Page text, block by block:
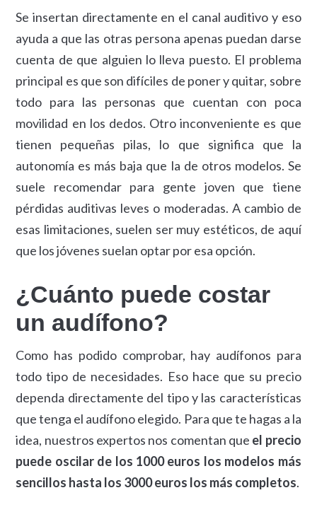
Se insertan directamente en el canal auditivo y eso
ayuda a que las otras persona apenas puedan darse
cuenta de que alguien lo lleva puesto. El problema
principal es que son difíciles de poner y quitar, sobre
todo para las personas que cuentan con poca
movilidad en los dedos. Otro inconveniente es que
tienen pequeñas pilas, lo que significa que la
autonomía es más baja que la de otros modelos. Se
suele recomendar para gente joven que tiene
pérdidas auditivas leves o moderadas. A cambio de
esas limitaciones, suelen ser muy estéticos, de aquí
que los jóvenes suelan optar por esa opción.
¿Cuánto puede costar
un audífono?
Como has podido comprobar, hay audífonos para
todo tipo de necesidades. Eso hace que su precio
dependa directamente del tipo y las características
que tenga el audífono elegido. Para que te hagas a la
idea, nuestros expertos nos comentan que el precio
puede oscilar de los 1000 euros los modelos más
sencillos hasta los 3000 euros los más completos.